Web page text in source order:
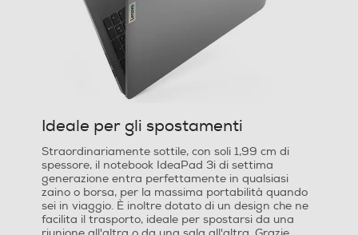
Multimedia
Videocamera incorporata
Ideale per gli spostamenti
Straordinariamente sottile, con soli 1,99 cm di
spessore, il notebook IdeaPad 3i di settima
generazione entra perfettamente in qualsiasi
zaino o borsa, per la massima portabilità quando
sei in viaggio. È inoltre dotato di un design che ne
facilita il trasporto, ideale per spostarsi da una